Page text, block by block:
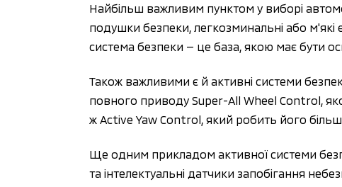
Найбільш важливим пунктом у виборі
подушки безпеки, легкозминальні або м'які
система безпеки — це база, якою має бути
Також важливими є й активні системи
повного приводу Super-All Wheel Control,
ж Active Yaw Control, який робить його
Ще одним прикладом активної системи
та інтелектуальні датчики запобігання